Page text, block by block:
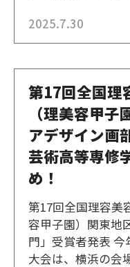
大きく変わってき
ジを持つ理由はな
2025.7.30
第17回全国理
（理美容甲
アデザイン画
芸術高等専修
め！
第17回全国理容美
容甲子園）関東地
門」受賞者発表
大会は、横浜の会